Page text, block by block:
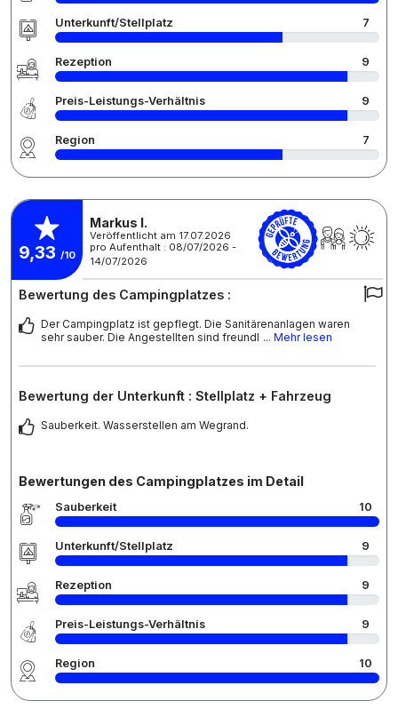
Unterkunft/Stellplatz 7
Rezeption 9
Preis-Leistungs-Verhältnis 9
Region 7
9,33 /10
Markus I.
Veröffentlicht am 17.07.2026
pro Aufenthalt : 08/07/2026 -
14/07/2026
Bewertung des Campingplatzes :
Der Campingplatz ist gepflegt. Die Sanitärenanlagen waren
sehr sauber. Die Angestellten sind freundl ... Mehr lesen
Bewertung der Unterkunft : Stellplatz + Fahrzeug
Sauberkeit. Wasserstellen am Wegrand.
Bewertungen des Campingplatzes im Detail
Sauberkeit 10
Unterkunft/Stellplatz 9
Rezeption 9
Preis-Leistungs-Verhältnis 9
Region 10